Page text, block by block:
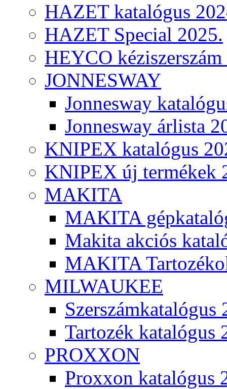
HAZET katalógus
HAZET Special 2025.
HEYCO
JONNESWAY
Jonnesway
Jonnesway árlista
KNIPEX katalógus
KNIPEX új termékek
MAKITA
MAKITA
Makita akciós
MAKITA
MILWAUKEE
Szerszámkatalógus
Tartozék katalógus
PROXXON
Proxxon katalógus